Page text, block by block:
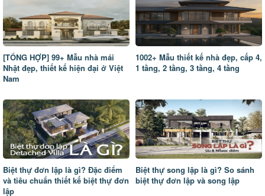
[TỔNG HỢP] 99+ Mẫu nhà mái
Nhật đẹp, thiết kế hiện đại ở Việt
Nam
1002+ Mẫu thiết kế nhà đẹp, cấp 4,
1 tầng, 2 tầng, 3 tầng, 4 tầng
Biệt thự đơn lập là gì? Đặc điểm
và tiêu chuẩn thiết kế biệt thự đơn
lập
Biệt thự song lập là gì? So sánh
biệt thự đơn lập và song lập